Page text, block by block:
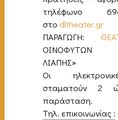
τηλέφωνο
στο dltheater.gr
ΠΑΡΑΓΩΓΗ:
ΟΙΝΟΦΥΤΩΝ
ΛΙΑΠΗΣ»
Οι
σταματούν 2
παράσταση.
Τηλ.